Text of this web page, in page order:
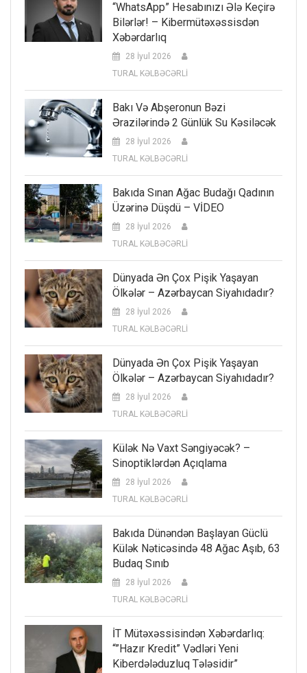
“WhatsApp” Hesabınızı Ələ Keçirə
Bilərlər! – Kibermütəxəssisdən
Xəbərdarlıq
28 İyul 2026
TURAL KƏLBƏCƏRLİ
Bakı Və Abşeronun Bəzi
Ərazilərində 2 Günlük Su Kəsiləcək
28 İyul 2026
TURAL KƏLBƏCƏRLİ
Bakıda Sınan Ağac Budağı Qadının
Üzərinə Düşdü – VİDEO
28 İyul 2026
TURAL KƏLBƏCƏRLİ
Dünyada Ən Çox Pişik Yaşayan
Ölkələr – Azərbaycan Siyahıdadır?
28 İyul 2026
TURAL KƏLBƏCƏRLİ
Dünyada Ən Çox Pişik Yaşayan
Ölkələr – Azərbaycan Siyahıdadır?
28 İyul 2026
TURAL KƏLBƏCƏRLİ
Külək Nə Vaxt Səngiyəcək? –
Sinoptiklərdən Açıqlama
28 İyul 2026
TURAL KƏLBƏCƏRLİ
Bakıda Dünəndən Başlayan Güclü
Külək Nəticəsində 48 Ağac Aşıb, 63
Budaq Sınıb
28 İyul 2026
TURAL KƏLBƏCƏRLİ
İT Mütəxəssisindən Xəbərdarlıq:
“”Hazır Kredit” Vədləri Yeni
Kiberdələduzluq Tələsidir”